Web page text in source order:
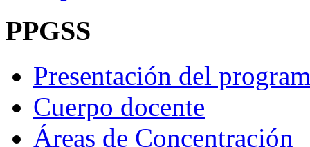
PPGSS
Presentación del
Cuerpo docente
Áreas de Concentración